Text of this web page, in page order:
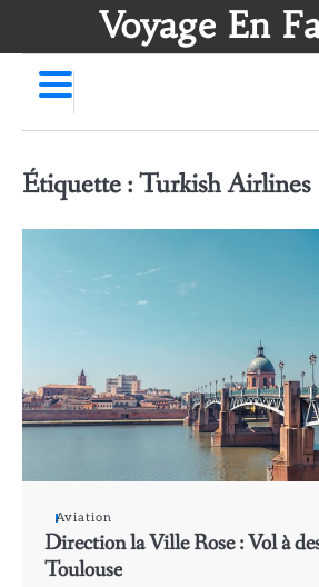
Voyage En
Étiquette :Turkish Airlines
Aviation
Direction la Ville Rose : Vol à
Toulouse